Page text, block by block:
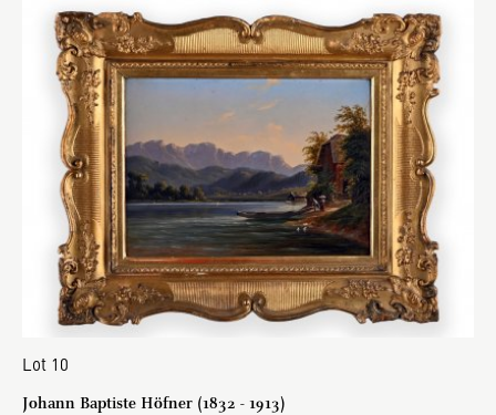
Lot 10
Johann Baptiste Höfner (1832 - 1913)